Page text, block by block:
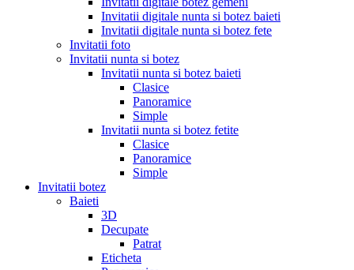
Invitatii digitale nunta si botez baieti
Invitatii digitale nunta si botez fete
Invitatii foto
Invitatii nunta si botez
Invitatii nunta si botez baieti
Clasice
Panoramice
Simple
Invitatii nunta si botez fetite
Clasice
Panoramice
Simple
Invitatii botez
Baieti
3D
Decupate
Patrat
Eticheta